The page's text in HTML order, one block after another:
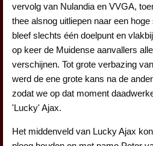
vervolg van Nulandia en VVGA,
thee alsnog uitliepen naar een
bleef slechts één doelpunt en
op keer de Muidense aanvallers
verschijnen. Tot grote verbazing
werd de ene grote kans na de
zodat we op dat moment
'Lucky' Ajax.
Het middenveld van Lucky Ajax